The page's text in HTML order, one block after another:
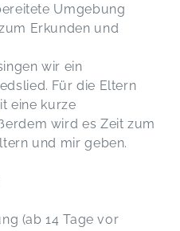
Umgebung
Erkunden und
wir ein
Für die Eltern
eine kurze
wird es Zeit zum
und mir geben.
(ab 14 Tage vor